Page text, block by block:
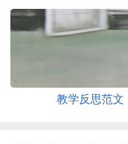
教学反思范文